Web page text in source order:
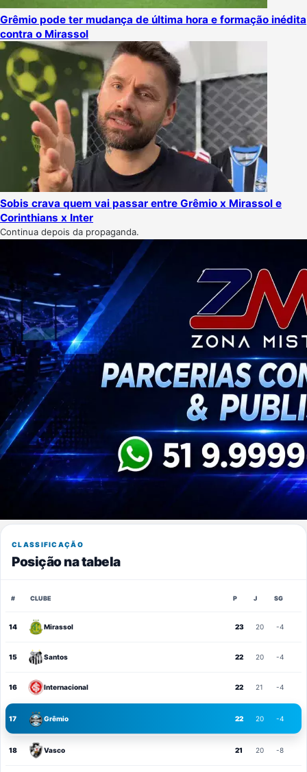
Grêmio pode ter mudança de última hora e formação inédita
contra o Mirassol
Sobis crava quem vai passar entre Grêmio x Mirassol e
Corinthians x Inter
Continua depois da propaganda.
CLASSIFICAÇÃO
Posição na tabela
# CLUBE P J SG
14 Mirassol 23 20 -4
15 Santos 22 20 -4
16 Internacional 22 21 -4
17 Grêmio 22 20 -4
18 Vasco 21 20 -8